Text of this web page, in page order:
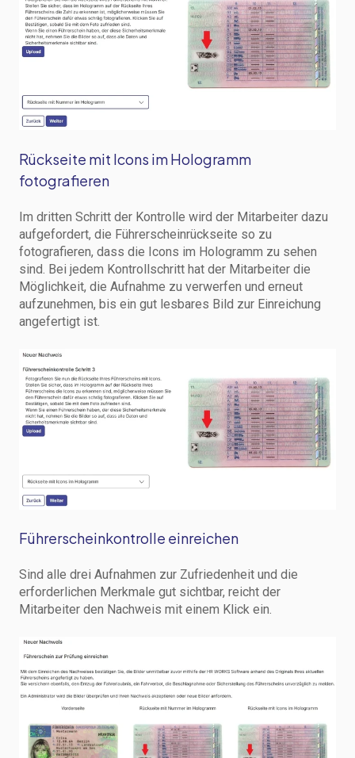
Rückseite mit Icons im Hologramm
fotografieren
Im dritten Schritt der Kontrolle wird der Mitarbeiter dazu
aufgefordert, die Führerscheinrückseite so zu
fotografieren, dass die Icons im Hologramm zu sehen
sind. Bei jedem Kontrollschritt hat der Mitarbeiter die
Möglichkeit, die Aufnahme zu verwerfen und erneut
aufzunehmen, bis ein gut lesbares Bild zur Einreichung
angefertigt ist.
Führerscheinkontrolle einreichen
Sind alle drei Aufnahmen zur Zufriedenheit und die
erforderlichen Merkmale gut sichtbar, reicht der
Mitarbeiter den Nachweis mit einem Klick ein.